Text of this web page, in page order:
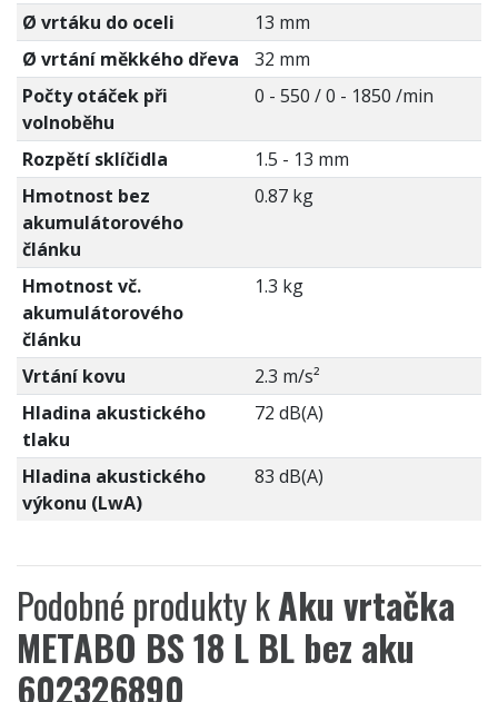
Ø vrtáku do oceli
13 mm
Ø vrtání měkkého dřeva
32 mm
Počty otáček při
volnoběhu
0 - 550 / 0 - 1850 /min
Rozpětí sklíčidla
1.5 - 13 mm
Hmotnost bez
akumulátorového
článku
0.87 kg
Hmotnost vč.
akumulátorového
článku
1.3 kg
Vrtání kovu
2.3 m/s²
Hladina akustického
tlaku
72 dB(A)
Hladina akustického
výkonu (LwA)
83 dB(A)
Podobné produkty kAku vrtačka
METABO BS 18 L BL bez aku
602326890